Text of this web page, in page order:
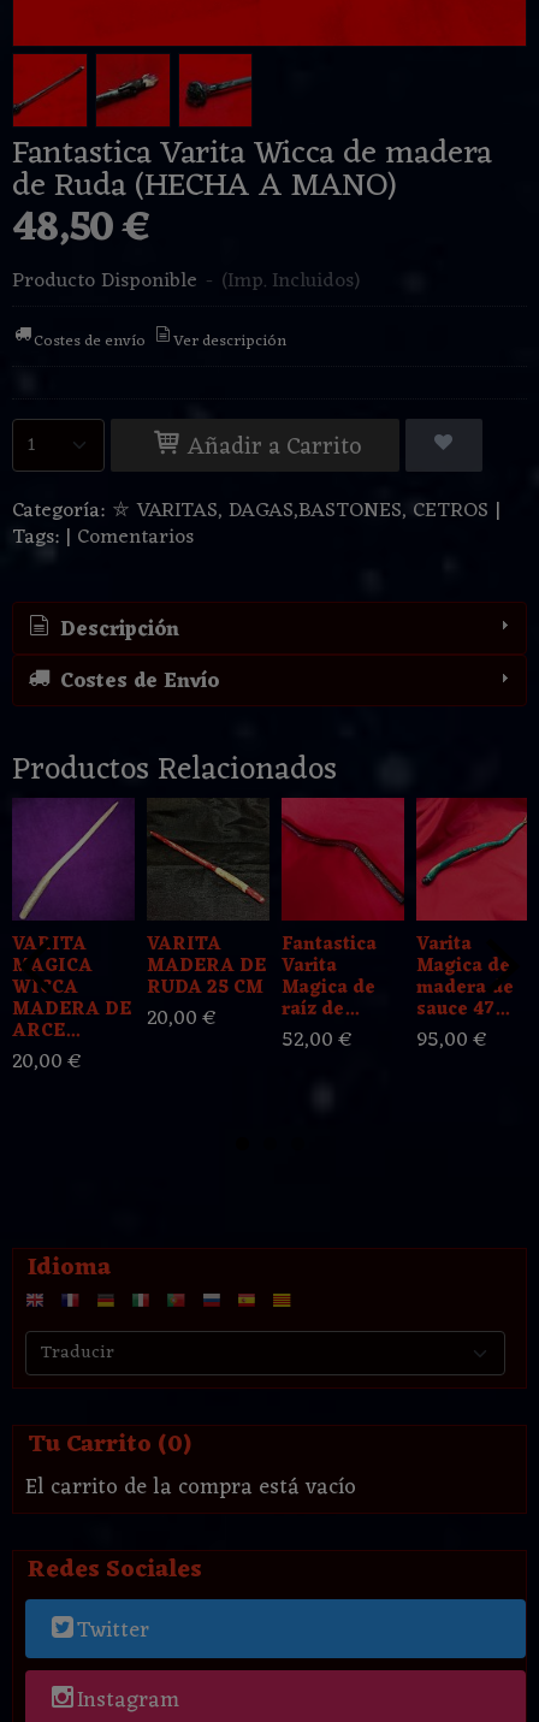
Idioma
Tu Carrito (0)
El carrito de la compra está vacío
Redes Sociales
Twitter
Instagram
Fantastica Varita Wicca de madera
de Ruda (HECHA A MANO)
48,50 €
Producto Disponible - (Imp. Incluidos)
Costes de envío Ver descripción
Añadir a Carrito
Categoría: ⛤ VARITAS, DAGAS,BASTONES, CETROS |
Tags: | Comentarios
Descripción
Costes de Envío
Productos Relacionados
VARITA
MAGICA
WICCA
MADERA DE
ARCE...
20,00 €
VARITA
MADERA DE
RUDA 25 CM
20,00 €
Fantastica
Varita
Magica de
raíz de...
52,00 €
Varita
Magica de
madera de
sauce 47...
95,00 €